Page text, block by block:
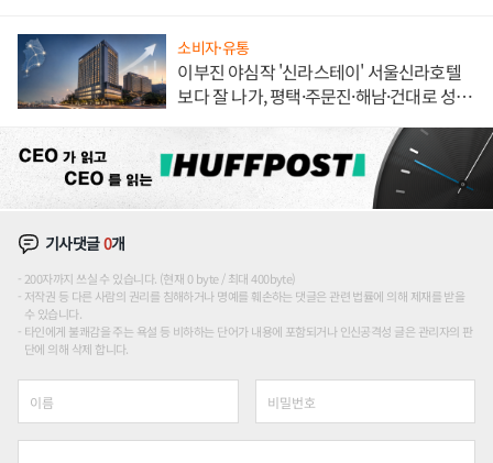
소비자·유통
이부진 야심작 '신라스테이' 서울신라호텔
보다 잘 나가, 평택·주문진·해남·건대로 성
기사댓글0개
200자까지 쓰실 수 있습니다. (현재 0 byte / 최대 400byte)
저작권 등 다른 사람의 권리를 침해하거나 명예를 훼손하는 댓글은 관련 법률에 의해 제재를 받을
수 있습니다.
타인에게 불쾌감을 주는 욕설 등 비하하는 단어가 내용에 포함되거나 인신공격성 글은 관리자의 판
단에 의해 삭제 합니다.